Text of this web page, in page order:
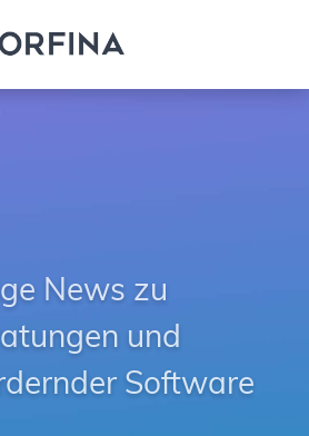
News zu
und
Software